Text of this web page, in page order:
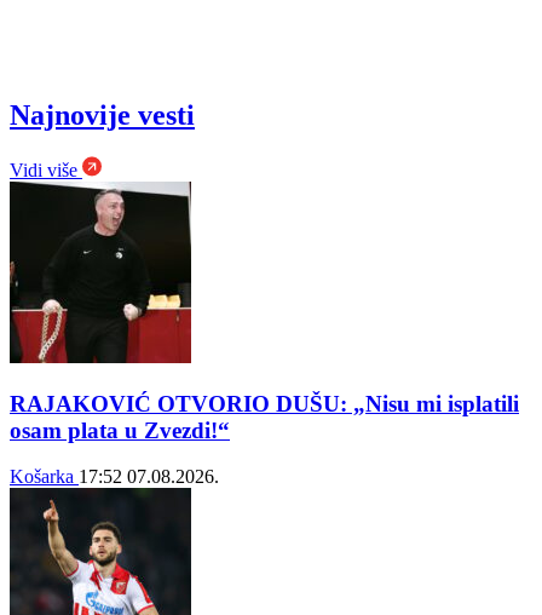
Najnovije vesti
Vidi više
RAJAKOVIĆ OTVORIO DUŠU: „Nisu mi isplatili
osam plata u Zvezdi!“
Košarka 17:52 07.08.2026.